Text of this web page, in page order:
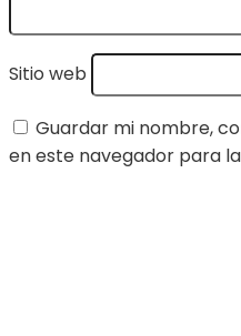
Sitio web
Guardar mi nombre,
en este navegador para